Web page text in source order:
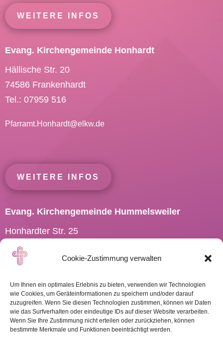
Cookie-Zustimmung verwalten
Um Ihnen ein optimales Erlebnis zu bieten, verwenden wir Technologien
wie Cookies, um Geräteinformationen zu speichern und/oder darauf
zuzugreifen. Wenn Sie diesen Technologien zustimmen, können wir Daten
wie das Surfverhalten oder eindeutige IDs auf dieser Website verarbeiten.
Wenn Sie Ihre Zustimmung nicht erteilen oder zurückziehen, können
bestimmte Merkmale und Funktionen beeinträchtigt werden.
WEITERE INFOS
Evang. Kirchengemeinde Honhardt
Hällische Str. 20
74586 Frankenhardt
Tel.: 07959 516
Pfarramt.Honhardt@elkw.de
WEITERE INFOS
Evang. Kirchengemeinde Hummelsweiler
Honhardter Str. 25
73494 Rosenberg
Tel.: 07967 701910
Pfarramt.Hummelsweiler@elkw.de
WEITERE INFOS